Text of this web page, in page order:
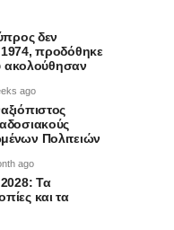
δεν
προδόθηκε
ακολούθησαν
ago
Πολιτειών
ago
Τα
και τα